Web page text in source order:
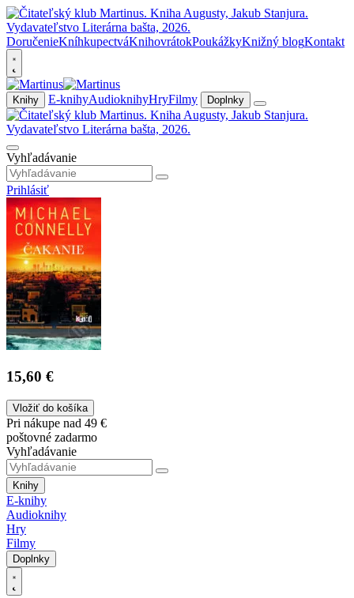
DoručenieKníhkupectváKnihovrátokPoukážkyKnižný blogKontakt
Knihy E-knihyAudioknihyHryFilmy Doplnky
Vyhľadávanie
Prihlásiť
15,60 €
Vložiť do košíka
Pri nákupe nad 49 €
poštovné zadarmo
Vyhľadávanie
Knihy
E-knihy
Audioknihy
Hry
Filmy
Doplnky